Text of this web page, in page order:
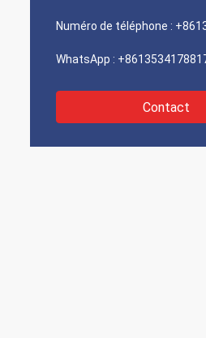
Numéro de téléphone :
WhatsApp :
Contact